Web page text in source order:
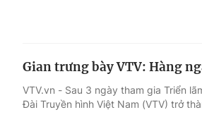
Gian trưng bày VTV: Hàng
VTV.vn - Sau 3 ngày tham gia Triển
Đài Truyền hình Việt Nam (VTV) trở